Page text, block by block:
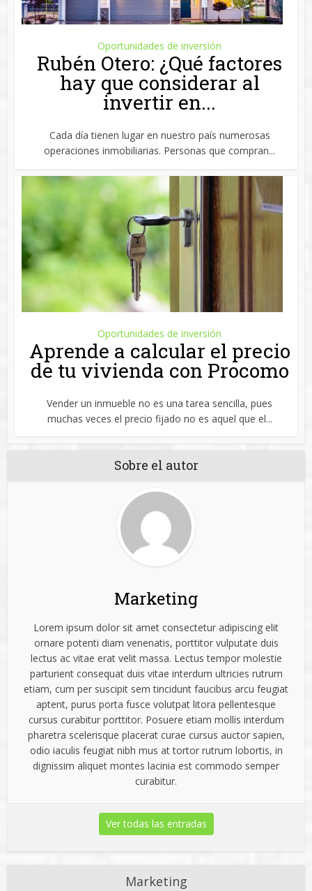
Oportunidades de inversión
Rubén Otero: ¿Qué factores
hay que considerar al
invertir en...
Cada día tienen lugar en nuestro país numerosas
operaciones inmobiliarias. Personas que compran...
Oportunidades de inversión
Aprende a calcular el precio
de tu vivienda con Procomo
Vender un inmueble no es una tarea sencilla, pues
muchas veces el precio fijado no es aquel que el...
Sobre el autor
Marketing
Lorem ipsum dolor sit amet consectetur adipiscing elit
ornare potenti diam venenatis, porttitor vulputate duis
lectus ac vitae erat velit massa. Lectus tempor molestie
parturient consequat duis vitae interdum ultricies rutrum
etiam, cum per suscipit sem tincidunt faucibus arcu feugiat
aptent, purus porta fusce volutpat litora pellentesque
cursus curabitur porttitor. Posuere etiam mollis interdum
pharetra scelerisque placerat curae cursus auctor sapien,
odio iaculis feugiat nibh mus at tortor rutrum lobortis, in
dignissim aliquet montes lacinia est commodo semper
curabitur.
Ver todas las entradas
Marketing